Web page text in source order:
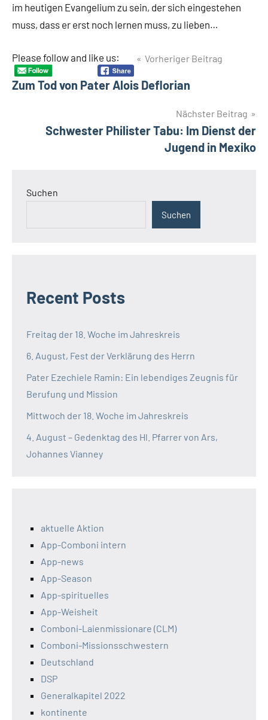
im heutigen Evangelium zu sein, der sich eingestehen
muss, dass er erst noch lernen muss, zu lieben…
Please follow and like us:
BeitragsnavigationVorheriger Beitrag
Zum Tod von Pater Alois Deflorian
Nächster Beitrag
Schwester Philister Tabu: Im Dienst der
Jugend in Mexiko
Suchen
Suchen
Recent Posts
Freitag der 18. Woche im Jahreskreis
6. August, Fest der Verklärung des Herrn
Pater Ezechiele Ramin: Ein lebendiges Zeugnis für
Berufung und Mission
Mittwoch der 18. Woche im Jahreskreis
4. August – Gedenktag des Hl. Pfarrer von Ars,
Johannes Vianney
aktuelle Aktion
App-Comboni intern
App-news
App-Season
App-spirituelles
App-Weisheit
Comboni-Laienmissionare (CLM)
Comboni-Missionsschwestern
Deutschland
DSP
Generalkapitel 2022
kontinente